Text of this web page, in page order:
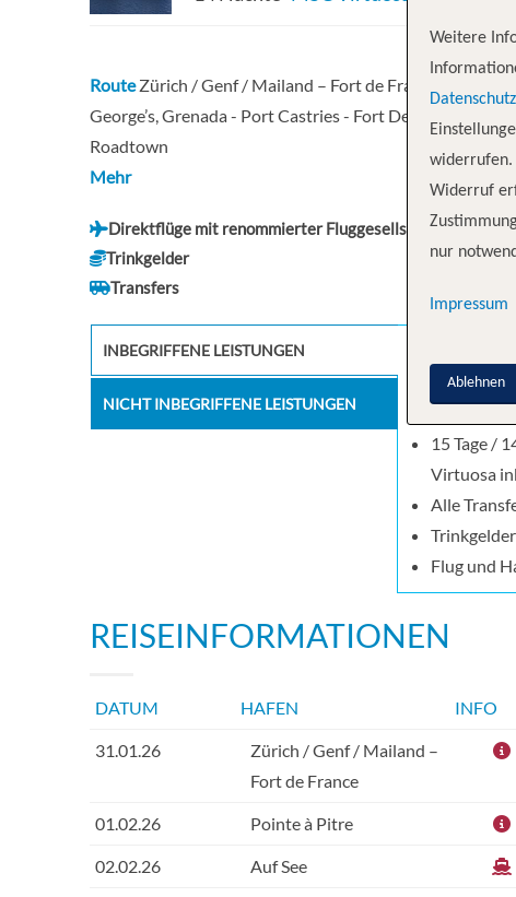
RouteZürich / Genf / Mailand – Fort de France - Pointe
George’s, Grenada - Port Castries - Fort De France -
Roadtown
Mehr
Direktflüge mit renommierter Fluggesellschaft
Trinkgelder
Transfers
INBEGRIFFENE LEISTUNGEN
NICHT INBEGRIFFENE LEISTUNGEN
Genf /
15 Tage /
Virtuosa
Alle
Flug und
REISEINFORMATIONEN
DATUM HAFEN INFO
31.01.26
Zürich / Genf / Mailand –
Fort de France
01.02.26 Pointe à Pitre
02.02.26 Auf See
Weitere
widerrufen.
Widerruf
nur
Impressum
Ablehnen